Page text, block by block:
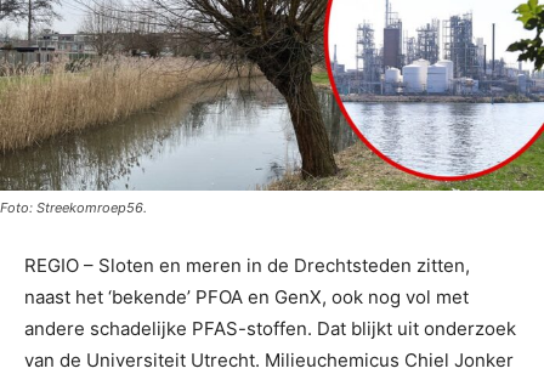
Foto: Streekomroep56.
REGIO – Sloten en meren in de Drechtsteden zitten,
naast het ‘bekende’ PFOA en GenX, ook nog vol met
andere schadelijke PFAS-stoffen. Dat blijkt uit onderzoek
van de Universiteit Utrecht. Milieuchemicus Chiel Jonker